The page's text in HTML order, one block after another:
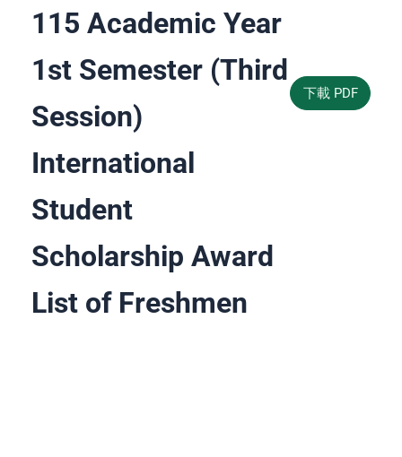
115 Academic Year
1st Semester (Third
Session)
International
Student
Scholarship Award
List of Freshmen
下載 PDF